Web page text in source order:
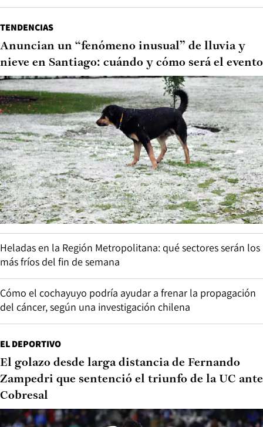
TENDENCIAS
Anuncian un “fenómeno inusual” de lluvia y
nieve en Santiago: cuándo y cómo será el evento
Heladas en la Región Metropolitana: qué sectores serán los
más fríos del fin de semana
Cómo el cochayuyo podría ayudar a frenar la propagación
del cáncer, según una investigación chilena
EL DEPORTIVO
El golazo desde larga distancia de Fernando
Zampedri que sentenció el triunfo de la UC ante
Cobresal